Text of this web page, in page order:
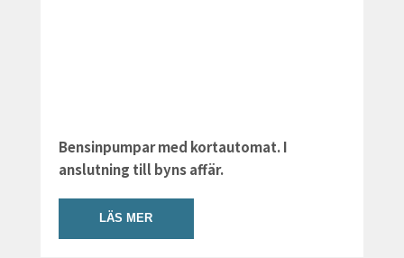
Bensinpumpar med kortautomat. I
anslutning till byns affär.
LÄS MER